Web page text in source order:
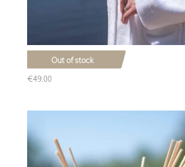
Out of stock
Bathrobe
€49.00